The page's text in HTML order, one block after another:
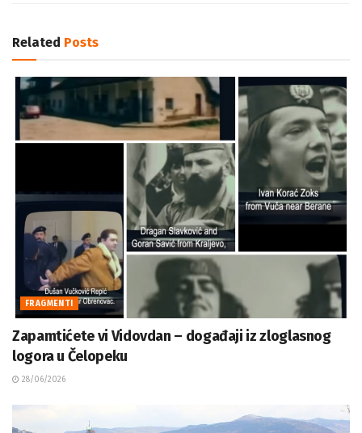
Related Posts
FRAGMENTI
Zapamtićete vi Vidovdan – događaji iz zloglasnog
logora u Čelopeku
28/06/2026